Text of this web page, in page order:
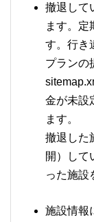
撤退して
ます。定
す。行き
プランの
金が未設
ます。
撤退した
開）して
った施設
施設情報